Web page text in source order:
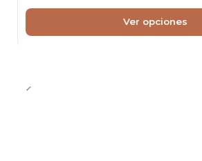
Ver opciones